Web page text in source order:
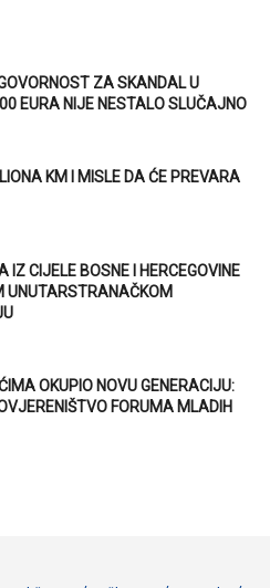
ZA SKANDAL U
EURA NIJE NESTALO SLUČAJNO
KM I MISLE DA ĆE PREVARA
IZ CIJELE BOSNE I HERCEGOVINE
UNUTARSTRANAČKOM
OKUPIO NOVU GENERACIJU:
FORUMA MLADIH